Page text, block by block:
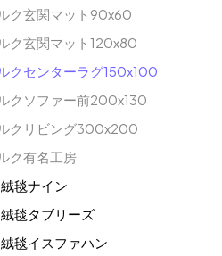
ク玄関マット90x60
ク玄関マット120x80
クセンターラグ150x100
クソファー前200x130
クリビング300x200
ク有名工房
毯ナイン
毯タブリーズ
毯イスファハン